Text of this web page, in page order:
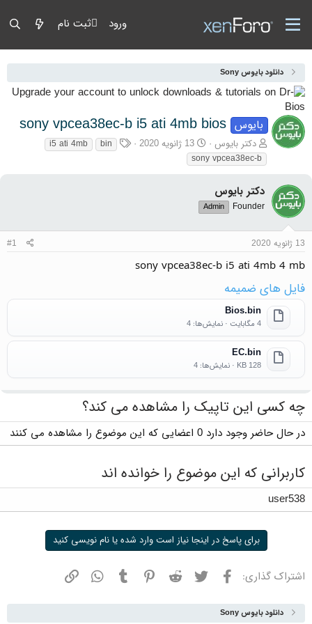
ورود ثبت نام
دانلود بایوس Sony
بایوس sony vpcea38ec-b i5 ati 4mb bios
آغازگر گفتمان
دکتر بایوس تاریخ شروع
13 ژانویه 2020 برچسب‌ها
bin
i5 ati 4mb
sony vpcea38ec-b
دکتر بایوس
Founder
Admin
13 ژانویه 2020 #1
sony vpcea38ec-b i5 ati 4mb 4 mb
فایل های ضمیمه
Bios.bin
4 مگابایت · نمایش‌ها: 4
EC.bin
128 KB · نمایش‌ها: 4
چه کسی این تاپیک را مشاهده می کند؟
در حال حاضر وجود دارد 0 اعضایی که این موضوع را مشاهده می کنند
کاربرانی که این موضوع را خوانده اند
user538
برای پاسخ در اینجا نیاز است وارد شده یا نام نویسی کنید
اشتراک گذاری: فیسبوک توییتر ردیت پینترستتامبلر واتسپ
دانلود بایوس Sony